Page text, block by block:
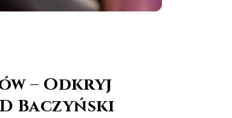
– Odkryj
Baczyński